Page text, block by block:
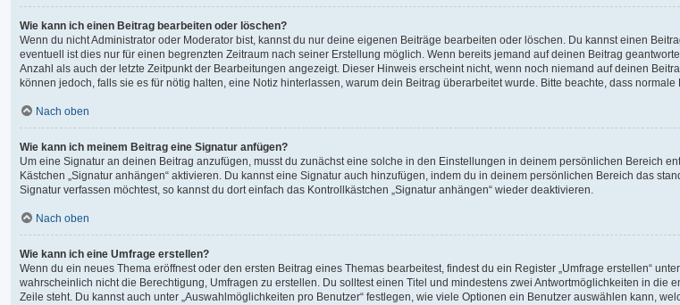
Wie kann ich einen Beitrag bearbeiten oder löschen?
Wenn du nicht Administrator oder Moderator bist, kannst du nur deine eigenen Beiträge bearbeiten oder löschen. Du kannst einen
eventuell ist dies nur für einen begrenzten Zeitraum nach seiner Erstellung möglich. Wenn bereits jemand auf deinen Beitrag
Anzahl als auch der letzte Zeitpunkt der Bearbeitungen angezeigt. Dieser Hinweis erscheint nicht, wenn noch niemand auf deinen
können jedoch, falls sie es für nötig halten, eine Notiz hinterlassen, warum dein Beitrag überarbeitet wurde. Bitte beachte, dass
Nach oben
Wie kann ich meinem Beitrag eine Signatur anfügen?
Um eine Signatur an deinen Beitrag anzufügen, musst du zunächst eine solche in den Einstellungen in deinem persönlichen Bereich
Kästchen „Signatur anhängen“ aktivieren. Du kannst eine Signatur auch hinzufügen, indem du in deinem persönlichen Bereich das
Signatur verfassen möchtest, so kannst du dort einfach das Kontrollkästchen „Signatur anhängen“ wieder deaktivieren.
Nach oben
Wie kann ich eine Umfrage erstellen?
Wenn du ein neues Thema eröffnest oder den ersten Beitrag eines Themas bearbeitest, findest du ein Register „Umfrage erstellen“
wahrscheinlich nicht die Berechtigung, Umfragen zu erstellen. Du solltest einen Titel und mindestens zwei Antwortmöglichkeiten in
Zeile steht. Du kannst auch unter „Auswahlmöglichkeiten pro Benutzer“ festlegen, wie viele Optionen ein Benutzer auswählen kann,